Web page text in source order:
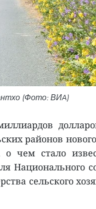
(Фото: ВИA)
районов
о чем стало
Национального
сельского